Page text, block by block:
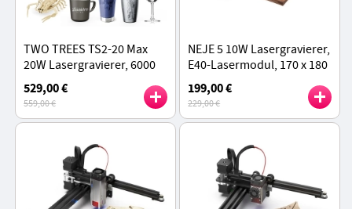
TWO TREES TS2-20 Max
20W Lasergravierer, 6000
mm/min Geschwindigkeit,
0,01 mm Präzision, App-
Steuerung, 450 x 900 mm
529,00 €
559,00 €
NEJE 5 10W Lasergravierer,
E40-Lasermodul, 170 x 180
mm, 0,04 x 0,06 mm
Laserpunkt, Lüfter
199,00 €
229,00 €